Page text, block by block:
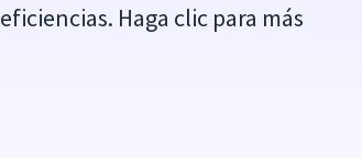
Haga clic para más